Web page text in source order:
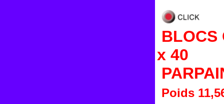
x 40
Poids